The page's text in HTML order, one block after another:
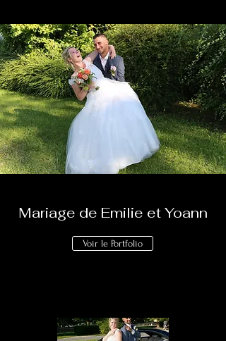
Mariage de Emilie et Yoann
Voir le Portfolio